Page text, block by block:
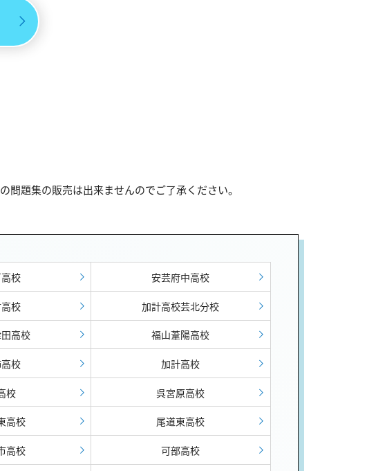
題集の販売は出来ませんのでご了承ください。
校 安芸府中高校
校 加計高校芸北分校
高校 福山葦陽高校
校 加計高校
校 呉宮原高校
高校 尾道東高校
高校 可部高校